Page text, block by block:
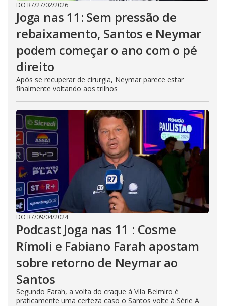
DO R7/27/02/2026
Joga nas 11: Sem pressão de
rebaixamento, Santos e Neymar
podem começar o ano com o pé
direito
Após se recuperar de cirurgia, Neymar parece estar
finalmente voltando aos trilhos
DO R7/09/04/2024
Podcast Joga nas 11 : Cosme
Rímoli e Fabiano Farah apostam
sobre retorno de Neymar ao
Santos
Segundo Farah, a volta do craque à Vila Belmiro é
praticamente uma certeza caso o Santos volte à Série A